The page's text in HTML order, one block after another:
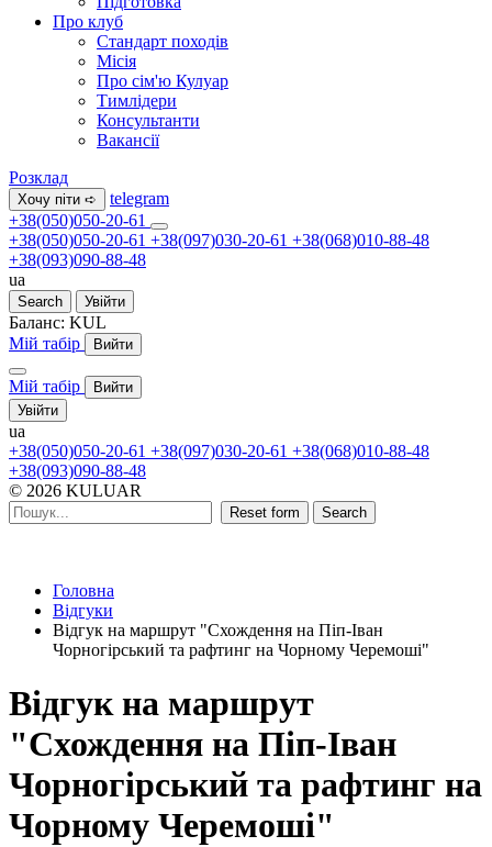
Про клуб
Стандарт походів
Місія
Про сім'ю Кулуар
Тимлідери
Консультанти
Вакансії
Розклад
Хочу піти ➪
telegram
+38(050)050-20-61
+38(050)050-20-61 +38(097)030-20-61 +38(068)010-88-48
+38(093)090-88-48
ua
Search Увійти
Баланс: KUL
Мій табір
Вийти
Мій табір
Вийти
Увійти
ua
+38(050)050-20-61 +38(097)030-20-61 +38(068)010-88-48
+38(093)090-88-48
© 2026 KULUAR
Reset form Search
Головна
Відгуки
Відгук на маршрут "Схождення на Піп-Іван
Чорногірський та рафтинг на Чорному Черемоші"
Відгук на маршрут
"Схождення на Піп-Іван
Чорногірський та рафтинг на
Чорному Черемоші"